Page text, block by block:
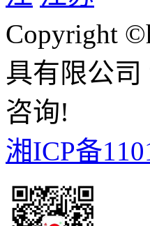
Copyright
具有限公
咨询!
湘ICP备